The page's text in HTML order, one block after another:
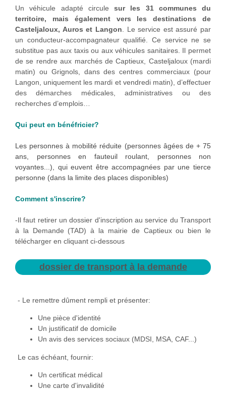
Un véhicule adapté circule sur les 31 communes du
territoire, mais également vers les destinations de
Casteljaloux, Auros et Langon . Le service est assuré par
un conducteur-accompagnateur qualifié. Ce service ne se
substitue pas aux taxis ou aux véhicules sanitaires. Il permet
de se rendre aux marchés de Captieux, Casteljaloux (mardi
matin) ou Grignols, dans des centres commerciaux (pour
Langon, uniquement les mardi et vendredi matin), d’effectuer
des démarches médicales, administratives ou des
recherches d’emplois…
Qui peut en bénéfricier?
Les personnes à mobilité réduite (personnes âgées de + 75
ans, personnes en fauteuil roulant, personnes non
voyantes...), qui euvent être accompagnées par une tierce
personne (dans la limite des places disponibles)
Comment s'inscrire?
-Il faut retirer un dossier d'inscription au service du Transport
à la Demande (TAD) à la mairie de Captieux ou bien le
télécharger en cliquant ci-dessous
dossier de transport à la demande
- Le remettre dûment rempli et présenter:
Une pièce d'identité
Un justificatif de domicile
Un avis des services sociaux (MDSI, MSA, CAF...)
Le cas échéant, fournir:
Un certificat médical
Une carte d'invalidité